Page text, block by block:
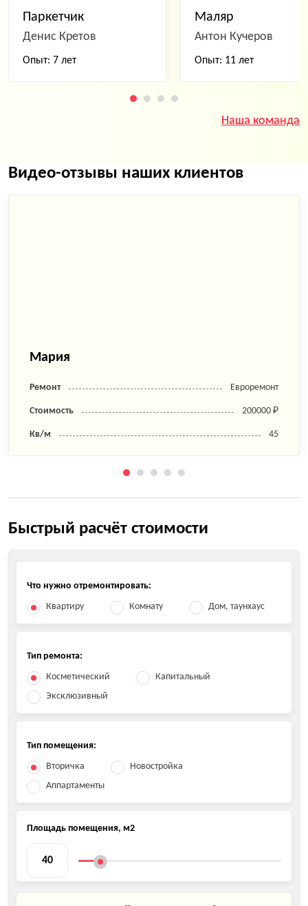
Паркетчик
Денис Кретов
Опыт: 7 лет
Маляр
Антон Кучеров
Опыт: 11 лет
Наша команда
Видео-отзывы наших клиентов
Мария
Ремонт Евроремонт
Стоимость 200000 ₽
Кв/м 45
Быстрый расчёт стоимости
Что нужно отремонтировать:
Квартиру
Комнату Дом, таунхаус
Тип ремонта:
Косметический
Капитальный
Эксклюзивный
Тип помещения:
Вторичка
Новостройка
Аппартаменты
Площадь помещения, м2